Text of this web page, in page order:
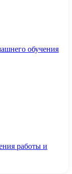
обучения
работы и